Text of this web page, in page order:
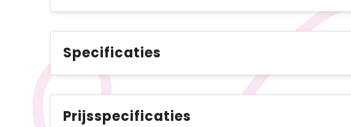
Specificaties
Prijsspecificaties